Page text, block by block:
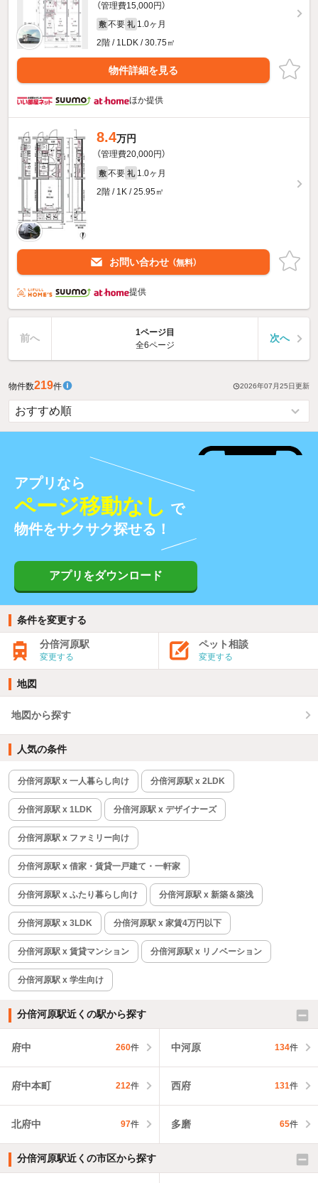
（管理費15,000円）
敷 不要 礼 1.0ヶ月
2階 / 1LDK / 30.75㎡
物件詳細を見る
ほか提供
8.4万円
（管理費20,000円）
敷 不要 礼 1.0ヶ月
2階 / 1K / 25.95㎡
お問い合わせ （無料）
提供
前へ
1ページ目
全6ページ
次へ
物件数219件 2026年07月25日更新
アプリなら
ページ移動なし で
物件をサクサク探せる！
アプリをダウンロード
条件を変更する
分倍河原駅
変更する
ペット相談
変更する
地図
地図から探す
人気の条件
分倍河原駅 x 一人暮らし向け 分倍河原駅 x 2LDK
分倍河原駅 x 1LDK 分倍河原駅 x デザイナーズ
分倍河原駅 x ファミリー向け
分倍河原駅 x 借家・賃貸一戸建て・一軒家
分倍河原駅 x ふたり暮らし向け 分倍河原駅 x 新築＆築浅
分倍河原駅 x 3LDK 分倍河原駅 x 家賃4万円以下
分倍河原駅 x 賃貸マンション 分倍河原駅 x リノベーション
分倍河原駅 x 学生向け
分倍河原駅近くの駅から探す
府中 260件 中河原 134件
府中本町 212件 西府 131件
北府中 97件 多磨 65件
分倍河原駅近くの市区から探す